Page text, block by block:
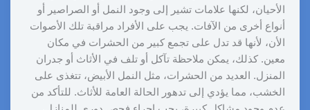
الأحيان، لكنها علامات تشير إلى وجود النمل أو الصراصير أو
أنواع أخرى من الآفات. يجب على الأفراد مراقبة تلك الأصوات
الأن، لأنها قد تدل على تجمع كبير من الحشرات في مكان
معين. كذلك، يمكن ملاحظة تآكل أو تلف في الأثاث أو جدران
المنزل. العديد من الحشرات، مثل النمل الأبيض، تتغذى على
الخشب، مما يؤدي إلى تدهور الحالة العامة للأثاث. للتأكد من